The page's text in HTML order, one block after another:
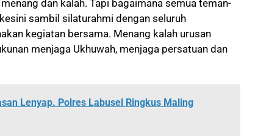
dan kalah. Tapi bagaimana semua teman-
sambil silaturahmi dengan seluruh
kegiatan bersama. Menang kalah urusan
menjaga Ukhuwah, menjaga persatuan dan
Lenyap. Polres Labusel Ringkus Maling